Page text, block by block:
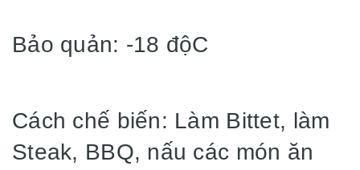
Bảo quản: -18 độC
Cách chế biến: Làm Bittet, làm
Steak, BBQ, nấu các món ăn